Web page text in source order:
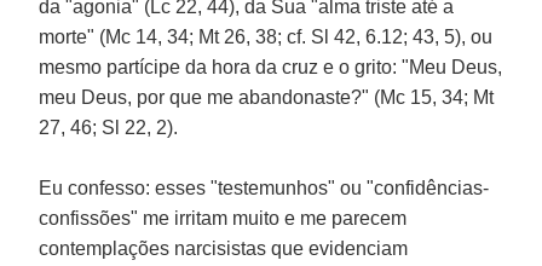
da "agonia" (Lc 22, 44), da Sua "alma triste até a
morte" (Mc 14, 34; Mt 26, 38; cf. Sl 42, 6.12; 43, 5), ou
mesmo partícipe da hora da cruz e o grito: "Meu Deus,
meu Deus, por que me abandonaste?" (Mc 15, 34; Mt
27, 46; Sl 22, 2).
Eu confesso: esses "testemunhos" ou "confidências-
confissões" me irritam muito e me parecem
contemplações narcisistas que evidenciam